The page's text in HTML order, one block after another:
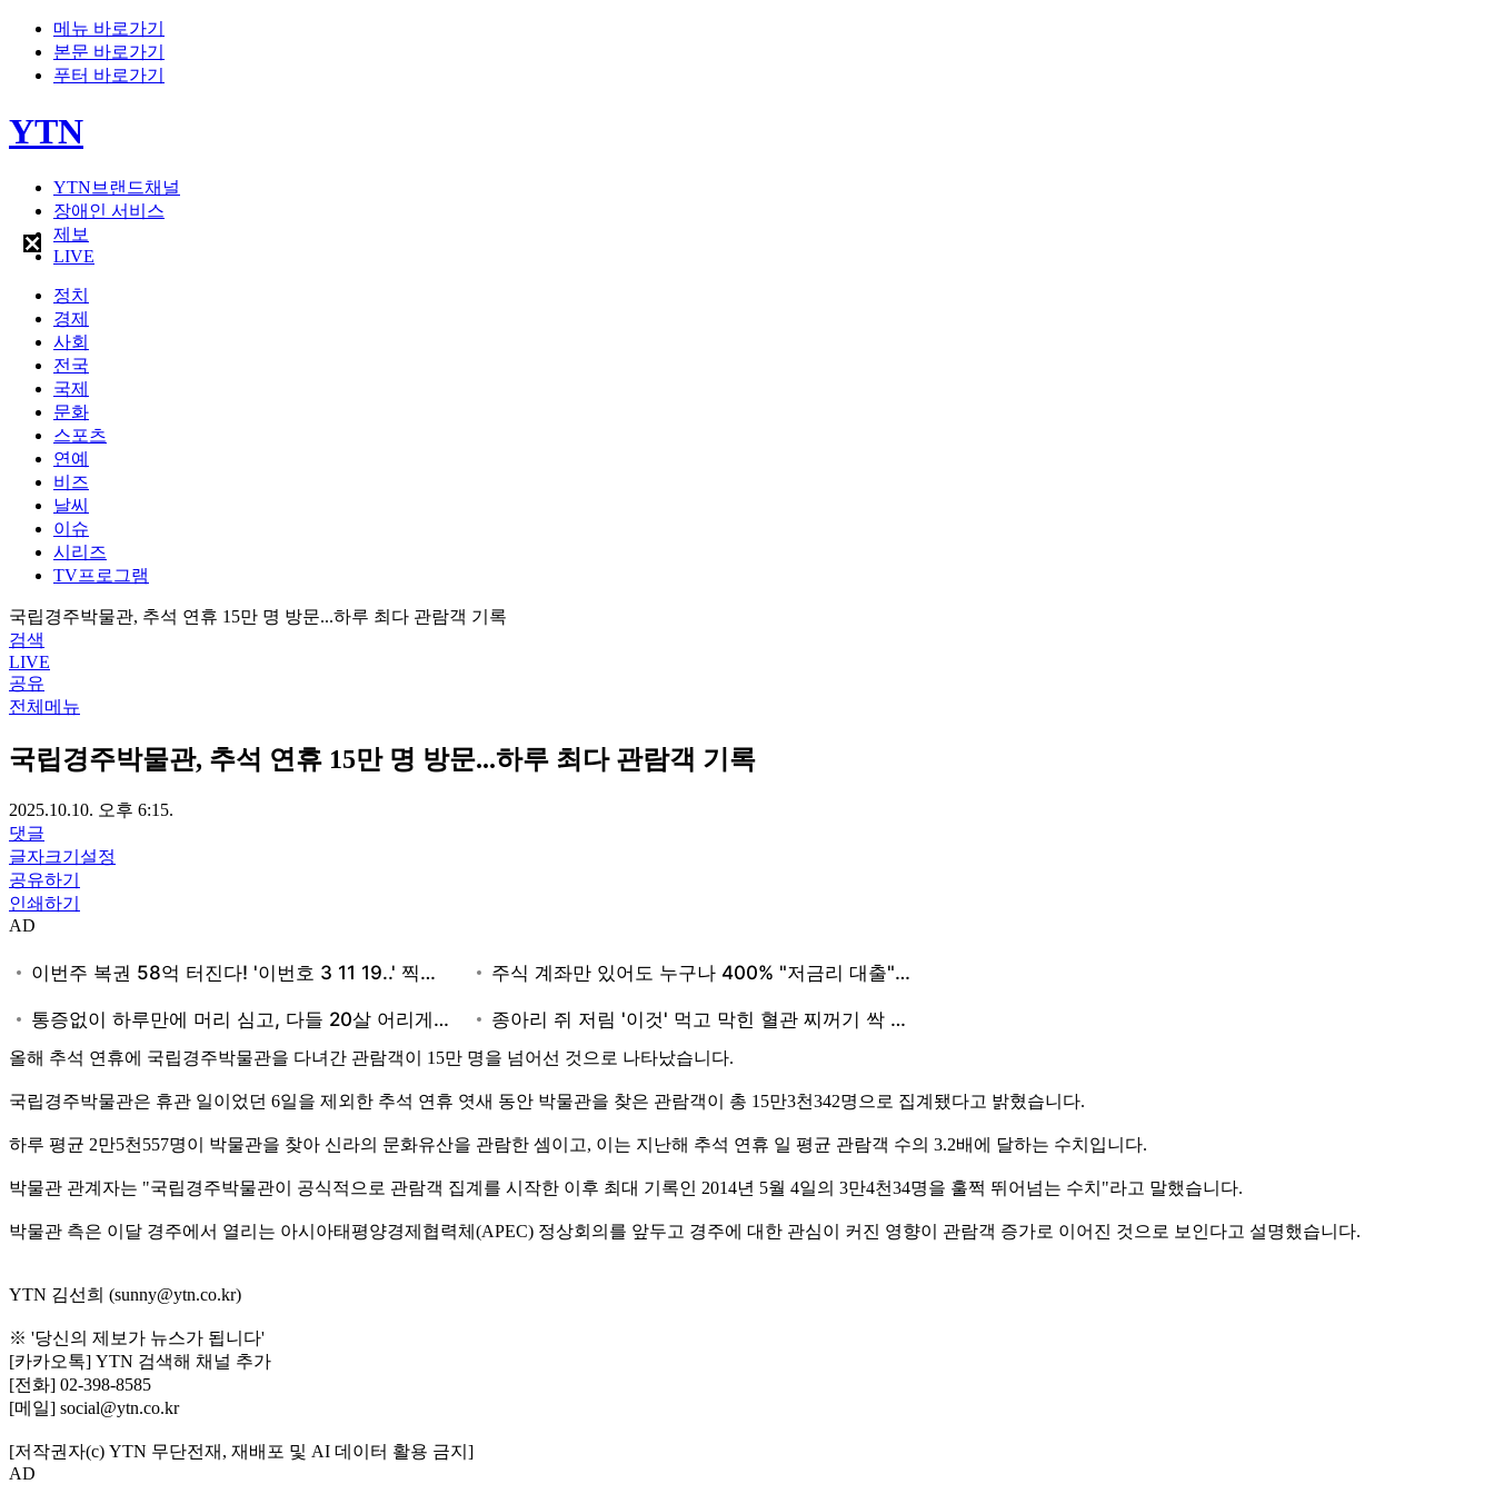
메뉴 바로가기
본문 바로가기
푸터 바로가기
YTN
YTN브랜드채널
장애인 서비스
제보
LIVE
정치
경제
사회
전국
국제
문화
스포츠
연예
비즈
날씨
이슈
시리즈
TV프로그램
국립경주박물관, 추석 연휴 15만 명 방문...하루 최다 관람객 기록
검색
LIVE
공유
전체메뉴
국립경주박물관, 추석 연휴 15만 명 방문...하루 최다 관람객 기록
2025.10.10. 오후 6:15.
댓글
글자크기설정
공유하기
인쇄하기
AD
올해 추석 연휴에 국립경주박물관을 다녀간 관람객이 15만 명을 넘어선 것으로 나타났습니다.
국립경주박물관은 휴관 일이었던 6일을 제외한 추석 연휴 엿새 동안 박물관을 찾은 관람객이 총 15만3천342명으로 집계됐다고 밝혔습니다.
하루 평균 2만5천557명이 박물관을 찾아 신라의 문화유산을 관람한 셈이고, 이는 지난해 추석 연휴 일 평균 관람객 수의 3.2배에 달하는 수치입니다.
박물관 관계자는 "국립경주박물관이 공식적으로 관람객 집계를 시작한 이후 최대 기록인 2014년 5월 4일의 3만4천34명을 훌쩍 뛰어넘는 수치"라고 말했습니다.
박물관 측은 이달 경주에서 열리는 아시아태평양경제협력체(APEC) 정상회의를 앞두고 경주에 대한 관심이 커진 영향이 관람객 증가로 이어진 것으로 보인다고 설명했습니다.
YTN 김선희 (sunny@ytn.co.kr)
※ '당신의 제보가 뉴스가 됩니다'
[카카오톡] YTN 검색해 채널 추가
[전화] 02-398-8585
[메일] social@ytn.co.kr
[저작권자(c) YTN 무단전재, 재배포 및 AI 데이터 활용 금지]
AD